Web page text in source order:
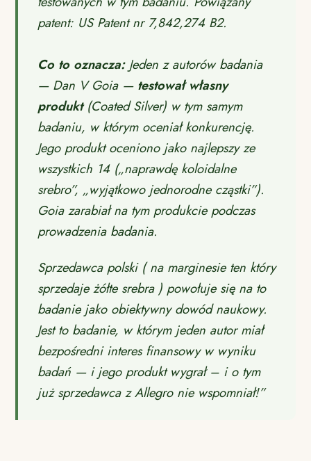
patent: US Patent nr 7,842,274 B2.
Coto oznacza:Jeden z autorów badania
— Dan V Goia — testował własny
produkt(Coated Silver) w tym samym
badaniu, w którym oceniał konkurencję.
Jego produkt oceniono jako najlepszy ze
wszystkich 14 („naprawdę koloidalne
srebro”, „wyjątkowo jednorodne cząstki”).
Goia zarabiał na tym produkcie podczas
prowadzenia badania.
Sprzedawca polski ( na marginesie ten który
sprzedaje żółte srebra ) powołuje się na to
badanie jako obiektywny dowód naukowy.
Jest to badanie, w którym jeden autor miał
bezpośredni interes finansowy w wyniku
badań — i jego produkt wygrał – i o tym
już sprzedawca z Allegro nie wspomniał!”